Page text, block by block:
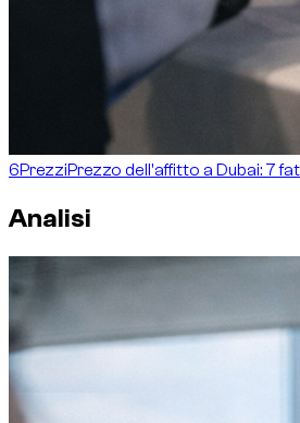
6PrezziPrezzo dell'affitto a Dubai: 7
Analisi